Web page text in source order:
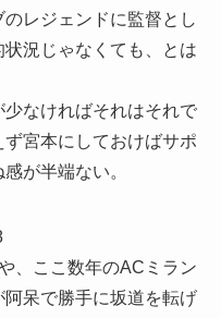
レジェンドに監督とし
況じゃなくても、とは
なければそれはそれで
宮本にしておけばサポ
が半端ない。
、ここ数年のACミラン
呆で勝手に坂道を転げ